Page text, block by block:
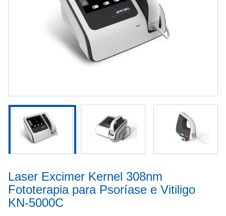
Laser Excimer Kernel 308nm
Fototerapia para Psoríase e Vitiligo
KN-5000C